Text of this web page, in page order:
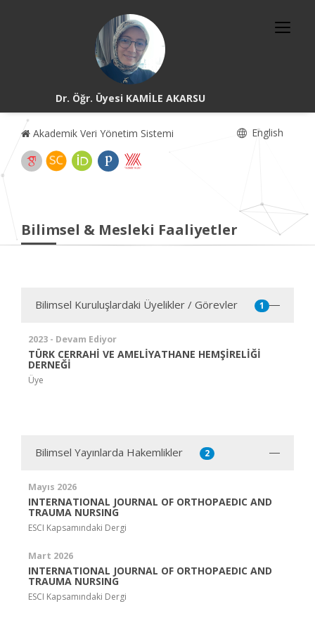
Dr. Öğr. Üyesi KAMİLE AKARSU
Akademik Veri Yönetim Sistemi English
Bilimsel & Mesleki Faaliyetler
Bilimsel Kuruluşlardaki Üyelikler / Görevler 1
2023 - Devam Ediyor
TÜRK CERRAHİ VE AMELİYATHANE HEMŞİRELİĞİ
DERNEĞİ
Üye
Bilimsel Yayınlarda Hakemlikler 2
Mayıs 2026
INTERNATIONAL JOURNAL OF ORTHOPAEDIC AND
TRAUMA NURSING
ESCI Kapsamındaki Dergi
Mart 2026
INTERNATIONAL JOURNAL OF ORTHOPAEDIC AND
TRAUMA NURSING
ESCI Kapsamındaki Dergi